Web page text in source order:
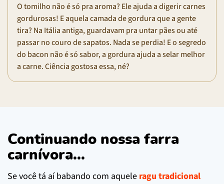
O tomilho não é só pra aroma? Ele ajuda a digerir carnes
gordurosas! E aquela camada de gordura que a gente
tira? Na Itália antiga, guardavam pra untar pães ou até
passar no couro de sapatos. Nada se perdia! E o segredo
do bacon não é só sabor, a gordura ajuda a selar melhor
a carne. Ciência gostosa essa, né?
Continuando nossa farra
carnívora...
Se você tá aí babando com aquele ragu tradicional